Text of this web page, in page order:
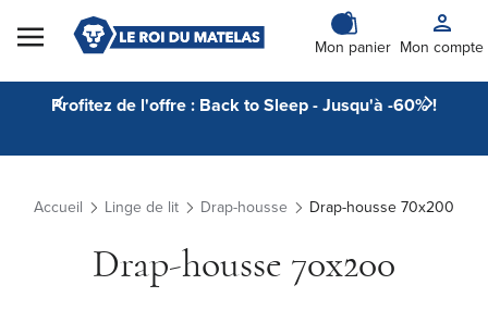
Skip to Content
Mon panier Mon compte
Profitez de l'offre : Back to Sleep - Jusqu'à -60% !
Accueil Linge de lit Drap-housse Drap-housse 70x200
Drap-housse 70x200